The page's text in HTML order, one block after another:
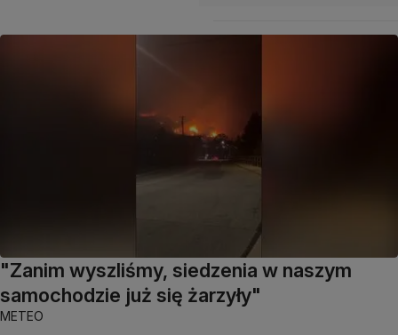
"Zanim wyszliśmy, siedzenia w naszym
samochodzie już się żarzyły"
METEO